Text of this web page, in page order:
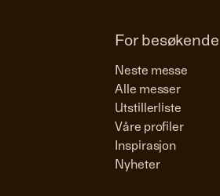
For besøkende
Neste messe
Alle messer
Utstillerliste
Våre profiler
Inspirasjon
Nyheter